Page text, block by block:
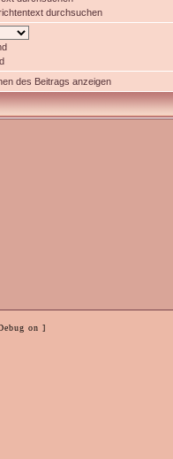
durchsuchen
des Beitrags anzeigen
on ]